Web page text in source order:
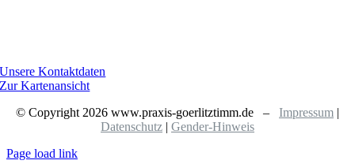
Unsere Kontaktdaten
Zur Kartenansicht
© Copyright 2026 www.praxis-goerlitztimm.de – Impressum |
Datenschutz | Gender-Hinweis
Page load link